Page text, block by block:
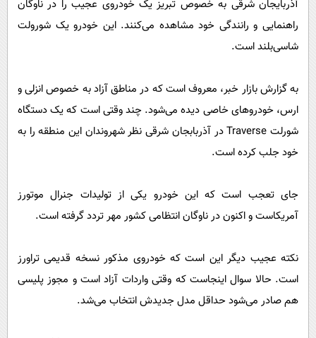
آذربایجان شرقی به خصوص تبریز یک خودروی عجیب را در ناوگان
راهنمایی و رانندگی خود مشاهده می‌کنند. این خودرو یک شورولت
شاسی‌بلند است.
به گزارش بازار خبر، معروف است که در مناطق آزاد به خصوص انزلی و
ارس، خودروهای خاصی دیده می‌شود. چند وقتی است که یک دستگاه
شورلت Traverse در آذربابجان شرقی نظر شهروندان این منطقه را به
خود جلب کرده است.
جای تعجب است که این خودرو یکی از تولیدات جنرال موتورز
آمریکاست و اکنون در ناوگان انتظامی کشور مهر تردد گرفته است.
نکته عجیب دیگر این است که خودروی مذکور نسخه قدیمی تراورز
است. حالا سوال اینجاست که وقتی واردات آزاد است و مجوز پلیسی
هم صادر می‌شود حداقل مدل جدیدش انتخاب می‌شد.